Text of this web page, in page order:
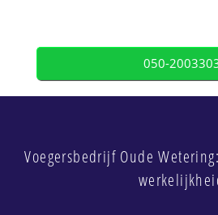
050-
Voegersbedrijf Oude